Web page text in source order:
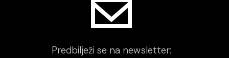
Predbilježi se na newsletter: